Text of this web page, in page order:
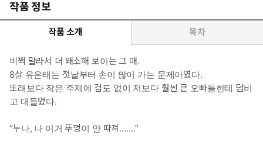
를 다시 만났다. 아빠한테 거짓말 한번 해 본 적 없는 온실 속 화초,
집순이 코덕. <싱글 지옥> 출연을 앞두고, 자꾸만 엉겨 붙는 유은태
* 이럴 때 보세요: 야생 들개처럼 모두에게 시비 걸기 바빴던 연하남
이 한 사람에게만 한없이 유순해지는 직진 로맨스가 보고 싶을 때.
* 공감 글귀:
“씨발, 이번엔 또 어떤 미친 새끼야.”
“아빠거든?”
의심되는 듯 발신자를 확인한 눈이 확 커졌다.
작품 정보
작품 소개 목차
비쩍 말라서 더 왜소해 보이는 그 애.
8살 유은태는 첫날부터 손이 많이 가는 문제아였다.
또래보다 작은 주제에 겁도 없이 저보다 훨씬 큰 오빠들한테 덤비
고 대들었다.
“누나, 나 이거 뚜껑이 안 따져…….”